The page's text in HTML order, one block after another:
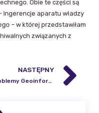
Obie te części są
Ingerencje aparatu władzy
– w której przedstawiłam
związanych z
NASTĘPNY
Problemy Geoinformacji (Geoinformation Issues) tom 4, zeszyt 1, 2012